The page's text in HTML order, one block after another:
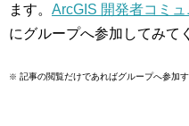
ます。 ArcGIS 開発者コミ
にグループへ参加してみて
※ 記事の閲覧だけであればグループへ参加